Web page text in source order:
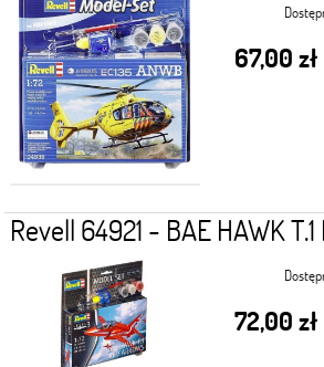
67,00 zł
Revell 64921 - BAE HAWK T.1
72,00 zł